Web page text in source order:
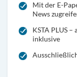
Mit der E-
News
KSTA PLUS
inklusive